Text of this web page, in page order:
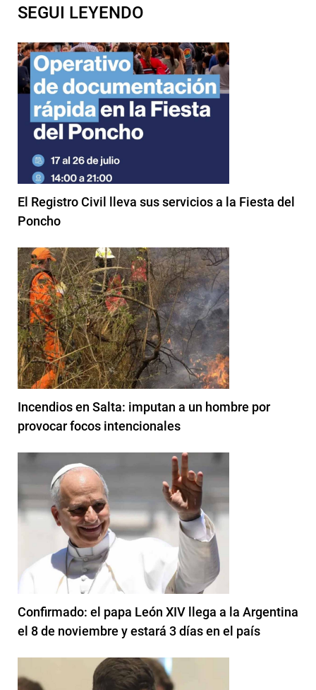
SEGUI LEYENDO
El Registro Civil lleva sus servicios a la Fiesta del
Poncho
Incendios en Salta: imputan a un hombre por
provocar focos intencionales
Confirmado: el papa León XIV llega a la Argentina
el 8 de noviembre y estará 3 días en el país